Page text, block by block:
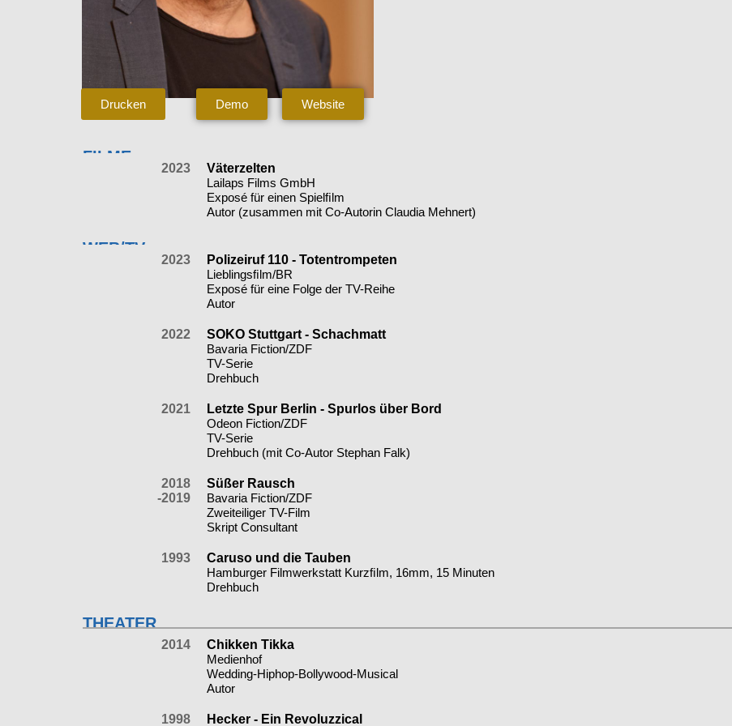
Drucken Demo Website
FILME
2023
Väterzelten
Lailaps Films GmbH
Exposé für einen Spielﬁlm
Autor (zusammen mit Co-Autorin Claudia Mehnert)
WEB/TV
2023
Polizeiruf 110 - Totentrompeten
Lieblingsﬁlm/BR
Exposé für eine Folge der TV-Reihe
Autor
2022
SOKO Stuttgart - Schachmatt
Bavaria Fiction/ZDF
TV-Serie
Drehbuch
2021
Letzte Spur Berlin - Spurlos über Bord
Odeon Fiction/ZDF
TV-Serie
Drehbuch (mit Co-Autor Stephan Falk)
2018
-2019
Süßer Rausch
Bavaria Fiction/ZDF
Zweiteiliger TV-Film
Skript Consultant
1993
Caruso und die Tauben
Hamburger Filmwerkstatt Kurzﬁlm, 16mm, 15 Minuten
Drehbuch
THEATER
2014
Chikken Tikka
Medienhof
Wedding-Hiphop-Bollywood-Musical
Autor
1998 Hecker - Ein Revoluzzical